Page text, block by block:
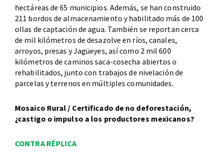
hectáreas de 65 municipios. Además, se han construido
211 bordos de almacenamiento y habilitado más de 100
ollas de captación de agua. También se reportan cerca
de mil kilómetros de desazolve en ríos, canales,
arroyos, presas y Jagüeyes, así como 2 mil 600
kilómetros de caminos saca-cosecha abiertos o
rehabilitados, junto con trabajos de nivelación de
parcelas y terrenos en múltiples comunidades.
Mosaico Rural / Certificado de no deforestación,
¿castigo o impulso a los productores mexicanos?
CONTRA RÉPLICA